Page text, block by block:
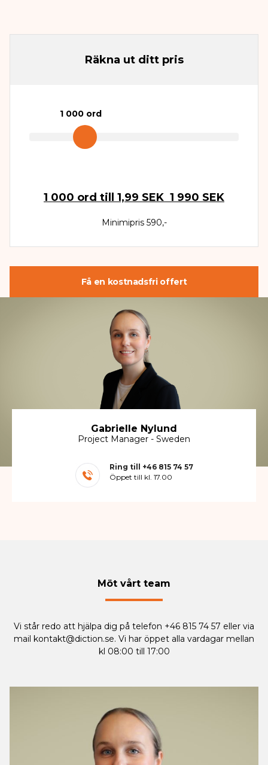
Räkna ut ditt pris
1 000ord
1 000 ord till 1,99 SEK 1 990 SEK
Minimipris 590,-
Få en kostnadsfri offert
Gabrielle Nylund
Project Manager - Sweden
Ring till +46 815 74 57
Öppet till kl. 17.00
Möt vårt team
Vi står redo att hjälpa dig på telefon +46 815 74 57 eller via
mail kontakt@diction.se. Vi har öppet alla vardagar mellan
kl 08:00 till 17:00